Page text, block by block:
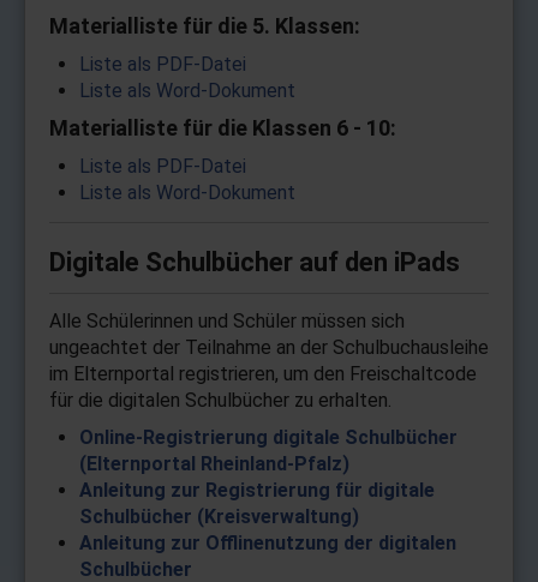
Materialliste für die 5. Klassen:
Liste als PDF-Datei
Liste als Word-Dokument
Materialliste für die Klassen 6 - 10:
Liste als PDF-Datei
Liste als Word-Dokument
Digitale Schulbücher auf den iPads
Alle Schülerinnen und Schüler müssen sich
ungeachtet der Teilnahme an der Schulbuchausleihe
im Elternportal registrieren, um den Freischaltcode
für die digitalen Schulbücher zu erhalten.
Online-Registrierung digitale Schulbücher
(Elternportal Rheinland-Pfalz)
Anleitung zur Registrierung für digitale
Schulbücher (Kreisverwaltung)
Anleitung zur Offlinenutzung der digitalen
Schulbücher